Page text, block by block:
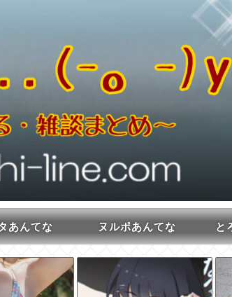
あんてな ヌルポあんてな と